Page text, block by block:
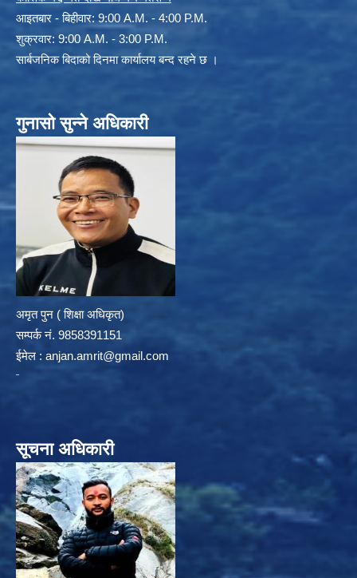
आइतबार - बिहीवार: 9:00 A.M. - 4:00 P.M.
शुक्रवार: 9:00 A.M. - 3:00 P.M.
सार्बजनिक बिदाको दिनमा कार्यालय बन्द रहने छ ।
गुनासो सुन्ने अधिकारी
अमृत पुन ( शिक्षा अधिकृत)
सम्पर्क न‌ं. 9858391151
ईमेल : anjan.amrit@gmail.com
सूचना अधिकारी